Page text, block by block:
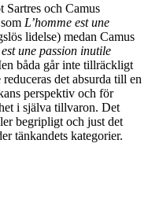
Sartres och Camus
L’homme est une
lidelse) medan Camus
est une passion inutile
båda går inte tillräckligt
det absurda till en
perspektiv och för
i själva tillvaron. Det
begripligt och just det
tänkandets kategorier.